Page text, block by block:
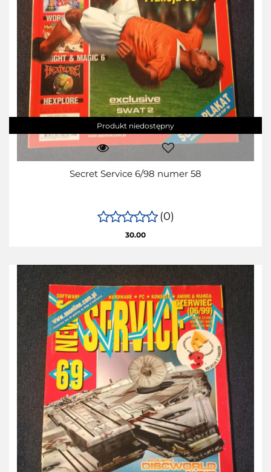
Produkt niedostępny
Secret Service 6/98 numer 58
(0)
30.00